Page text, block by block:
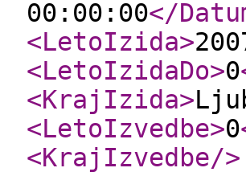
00:00:00</
<LetoIzida>
<LetoIzidaDo>0
<KrajIzida>
<LetoIzvedbe>0
<KrajIzvedbe/>